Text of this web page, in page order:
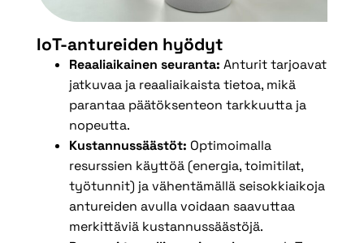
IoT-antureiden hyödyt
Reaaliaikainen seuranta: Anturit tarjoavat
jatkuvaa ja reaaliaikaista tietoa, mikä
parantaa päätöksenteon tarkkuutta ja
nopeutta.
Kustannussäästöt: Optimoimalla
resurssien käyttöä (energia, toimitilat,
työtunnit) ja vähentämällä seisokkiaikoja
antureiden avulla voidaan saavuttaa
merkittäviä kustannussäästöjä.